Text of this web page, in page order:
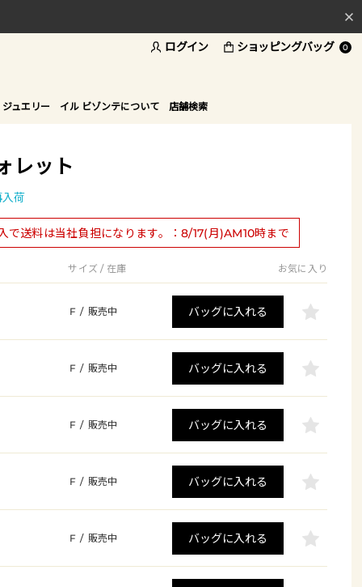
ログイン ショッピングバッグ 0
ュエリー イル ビゾンテについて 店舗検索
レット
入荷
で送料は当社負担になります。：8/17(月)AM10時まで
サイズ / 在庫 お気に入り
F / 販売中 バッグに入れる
F / 販売中 バッグに入れる
F / 販売中 バッグに入れる
F / 販売中 バッグに入れる
F / 販売中 バッグに入れる